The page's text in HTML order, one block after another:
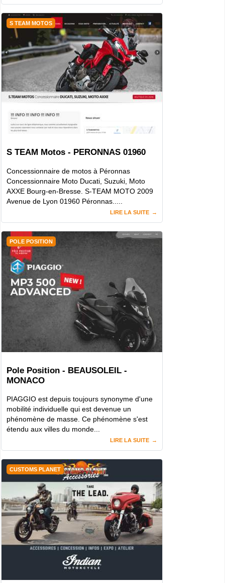
S TEAM MOTOS
S TEAM Motos - PERONNAS 01960
Concessionnaire de motos à Péronnas
Concessionnaire Moto Ducati, Suzuki, Moto
AXXE Bourg-en-Bresse. S-TEAM MOTO 2009
Avenue de Lyon 01960 Péronnas.....
LIRE LA SUITE
POLE POSITION
Pole Position - BEAUSOLEIL -
MONACO
PIAGGIO est depuis toujours synonyme d'une
mobilité individuelle qui est devenue un
phénomène de masse. Ce phénomène s'est
étendu aux villes du monde...
LIRE LA SUITE
CUSTOMS PLANET